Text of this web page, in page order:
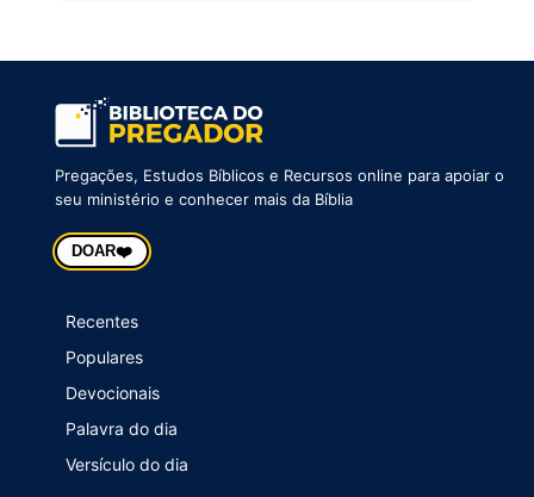
Pregações, Estudos Bíblicos e Recursos online para apoiar o
seu ministério e conhecer mais da Bíblia
DOAR❤️
Recentes
Populares
Devocionais
Palavra do dia
Versículo do dia